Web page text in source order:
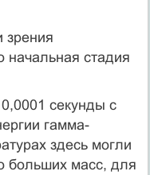
зрения
начальная стадия
секунды с
гамма-
здесь могли
больших масс, для